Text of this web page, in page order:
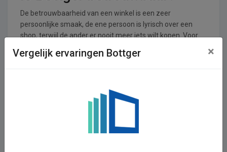
De betrouwbaarheid van een winkel is een zeer
persoonlijke smaak, de ene persoon is lyrisch over een
shop, terwijl de ander er nooit meer iets wilt kopen. Voor
shop krijgt een gemiddeld cijfer van 0,00 uit een totaal van
In welke branches is Bottger
Bottger is actief in de Diversen branche.
Vergelijk ervaringen Bottger ×